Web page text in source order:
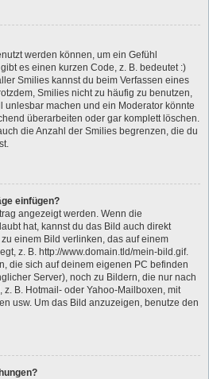
werden können, um ein Gefühl
es einen kurzen Code, z. B. bedeutet :)
Smilies kannst du beim Verfassen eines
Smilies nicht zu häufig zu benutzen,
unlesbar machen und ein Moderator könnte
überarbeiten oder gar komplett löschen.
die Anzahl der Smilies begrenzen, die du
einfügen?
angezeigt werden. Wenn die
hat, kannst du das Bild auch direkt
einem Bild verlinken, das auf einem
z. B. http://www.domain.tld/mein-bild.gif.
die sich auf deinem eigenen PC befinden
Server), noch zu Bildern, die nur nach
B. Hotmail- oder Yahoo-Mailboxen, mit
usw. Um das Bild anzuzeigen, benutze den